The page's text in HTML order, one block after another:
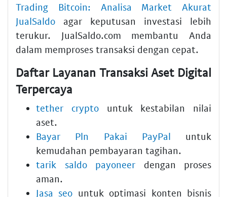
Trading Bitcoin: Analisa Market Akurat
JualSaldo agar keputusan investasi lebih
terukur. JualSaldo.com membantu Anda
dalam memproses transaksi dengan cepat.
Daftar Layanan Transaksi Aset Digital
Terpercaya
tether cryptountuk kestabilan nilai
aset.
Bayar Pln Pakai PayPal untuk
kemudahan pembayaran tagihan.
tarik saldo payoneer dengan proses
aman.
Jasa seo untuk optimasi konten bisnis